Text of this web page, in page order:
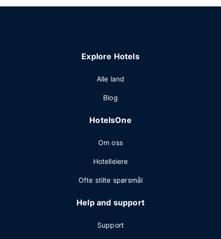
Explore Hotels
Alle land
Blog
HotelsOne
Om oss
Hotelleiere
Ofte stilte spørsmål
Help and support
Support